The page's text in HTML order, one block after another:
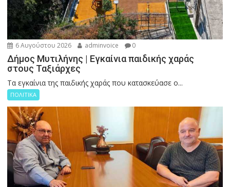
6 Αυγούστου 2026 adminvoice 0
Δήμος Μυτιλήνης | Εγκαίνια παιδικής χαράς
στους Ταξιάρχες
Tα εγκαίνια της παιδικής χαράς που κατασκεύασε ο...
ΠΟΛΙΤΙΚΑ